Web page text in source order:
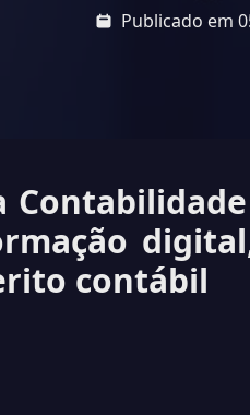
Publicado em
contábil